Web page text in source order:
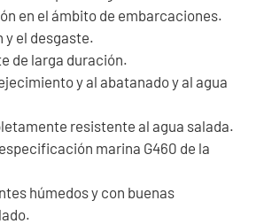
en el ámbito de embarcaciones.
y el desgaste.
de larga duración.
y al abatanado y al agua
resistente al agua salada.
marina G460 de la
húmedos y con buenas